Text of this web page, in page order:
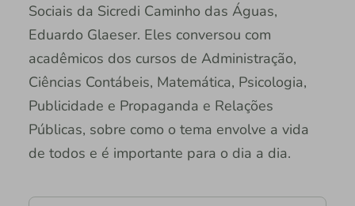
Sociais da Sicredi Caminho das Águas,
Eduardo Glaeser. Eles conversou com
acadêmicos dos cursos de Administração,
Ciências Contábeis, Matemática, Psicologia,
Publicidade e Propaganda e Relações
Públicas, sobre como o tema envolve a vida
de todos e é importante para o dia a dia.